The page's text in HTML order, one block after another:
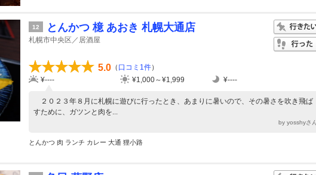
12 とんかつ 檍 あおき 札幌大通店
札幌市中央区／居酒屋
5.0 （ 口コミ1件）
¥----
¥1,000～¥1,999 ¥----
２０２３年８月に札幌に遊びに行ったとき、あまりに暑いので、その暑さを吹き飛ば
すために、ガツンと肉を...
by yosshyさん
とんかつ 肉 ランチ カレー 大通 狸小路